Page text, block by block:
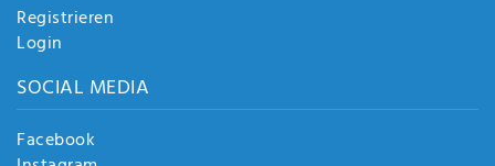
Registrieren
Login
SOCIAL MEDIA
Facebook